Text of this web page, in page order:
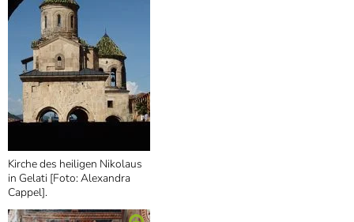
Kirche des heiligen Nikolaus
in Gelati [Foto: Alexandra
Cappel].